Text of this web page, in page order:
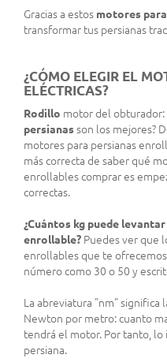
Gracias a estos motores
transformar tus persianas
¿CÓMO ELEGIR EL
ELÉCTRICAS?
Rodillo motor del obturador:
persianasson los mejores?
motores para persianas
más correcta de saber qué
enrollables comprar es
correctas.
¿Cuántos kg puede
enrollable? Puedes ver que
enrollables que te
número como 30 o 50 y
La abreviatura "nm" significa
Newton por metro: cuanto
tendrá el motor. Por tanto,
persiana.